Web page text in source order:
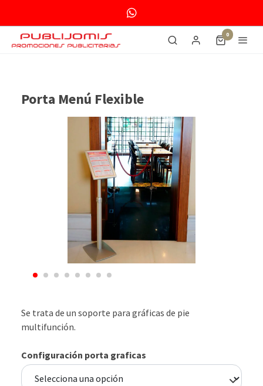
0
Porta Menú Flexible
Se trata de un soporte para gráficas de pie
multifunción.
Configuración porta graficas